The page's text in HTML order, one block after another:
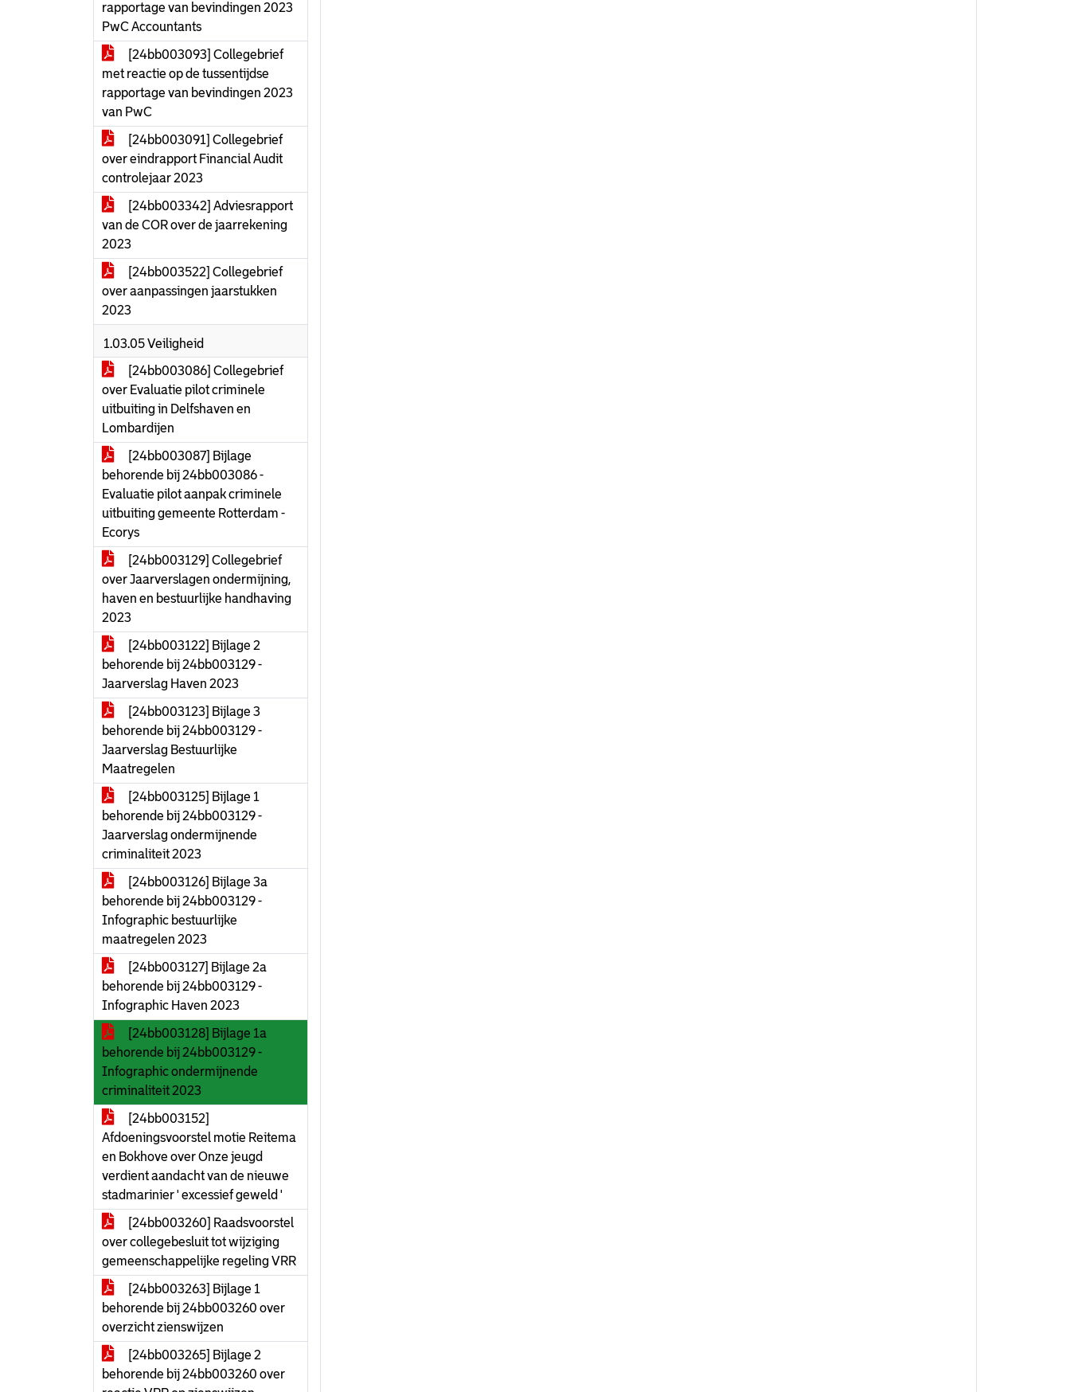
rapportage van bevindingen 2023
PwC Accountants
[24bb003093] Collegebrief
met reactie op de tussentijdse
rapportage van bevindingen 2023
van PwC
[24bb003091] Collegebrief
over eindrapport Financial Audit
controlejaar 2023
[24bb003342] Adviesrapport
van de COR over de jaarrekening
2023
[24bb003522] Collegebrief
over aanpassingen jaarstukken
2023
1.03.05 Veiligheid
[24bb003086] Collegebrief
over Evaluatie pilot criminele
uitbuiting in Delfshaven en
Lombardijen
[24bb003087] Bijlage
behorende bij 24bb003086 -
Evaluatie pilot aanpak criminele
uitbuiting gemeente Rotterdam -
Ecorys
[24bb003129] Collegebrief
over Jaarverslagen ondermijning,
haven en bestuurlijke handhaving
2023
[24bb003122] Bijlage 2
behorende bij 24bb003129 -
Jaarverslag Haven 2023
[24bb003123] Bijlage 3
behorende bij 24bb003129 -
Jaarverslag Bestuurlijke
Maatregelen
[24bb003125] Bijlage 1
behorende bij 24bb003129 -
Jaarverslag ondermijnende
criminaliteit 2023
[24bb003126] Bijlage 3a
behorende bij 24bb003129 -
Infographic bestuurlijke
maatregelen 2023
[24bb003127] Bijlage 2a
behorende bij 24bb003129 -
Infographic Haven 2023
[24bb003128] Bijlage 1a
behorende bij 24bb003129 -
Infographic ondermijnende
criminaliteit 2023
[24bb003152]
Afdoeningsvoorstel motie Reitema
en Bokhove over Onze jeugd
verdient aandacht van de nieuwe
stadmarinier ' excessief geweld '
[24bb003260] Raadsvoorstel
over collegebesluit tot wijziging
gemeenschappelijke regeling VRR
[24bb003263] Bijlage 1
behorende bij 24bb003260 over
overzicht zienswijzen
[24bb003265] Bijlage 2
behorende bij 24bb003260 over